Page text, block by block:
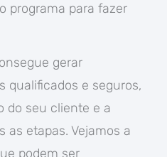
programa para fazer
gerar
qualificados e seguros,
do seu cliente e a
as etapas. Vejamos a
podem ser